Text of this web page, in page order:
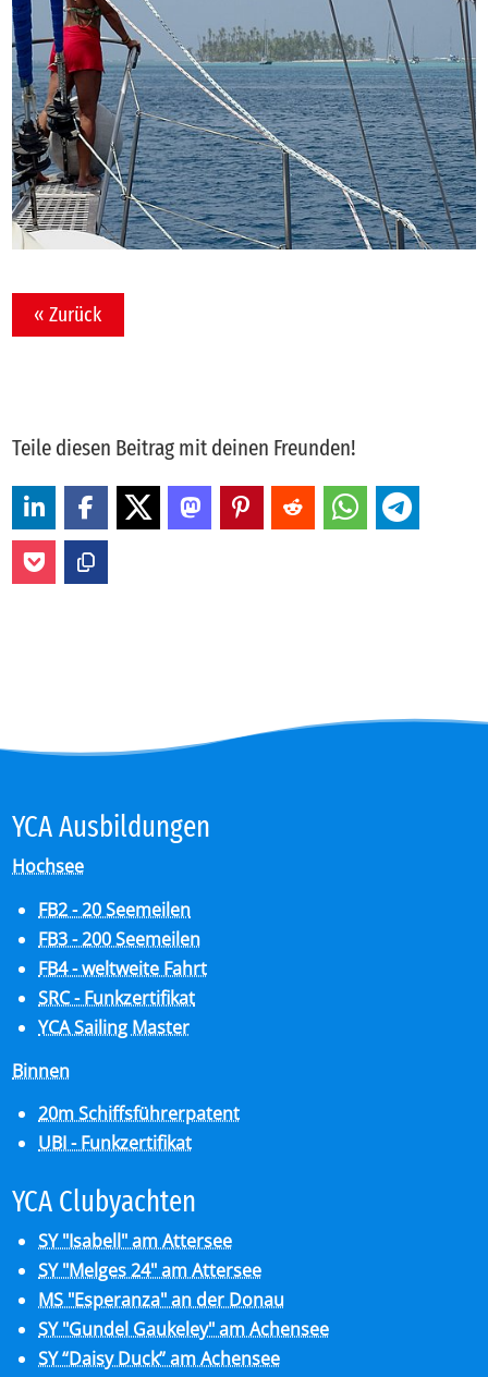
« Zurück
Teile diesen Beitrag mit deinen Freunden!
YCA Aus­bil­dun­gen
Hochsee
FB2 - 20 Seemeilen
FB3 - 200 Seemeilen
FB4 - weltweite Fahrt
SRC - Funkzertifikat
YCA Sailing Master
Binnen
20m Schiffsführerpatent
UBI - Funkzertifikat
YCA Club­y­ach­ten
SY "Isabell" am Attersee
SY "Melges 24" am Attersee
MS "Esperanza" an der Donau
SY "Gundel Gaukeley" am Achensee
SY “Daisy Duck” am Achensee